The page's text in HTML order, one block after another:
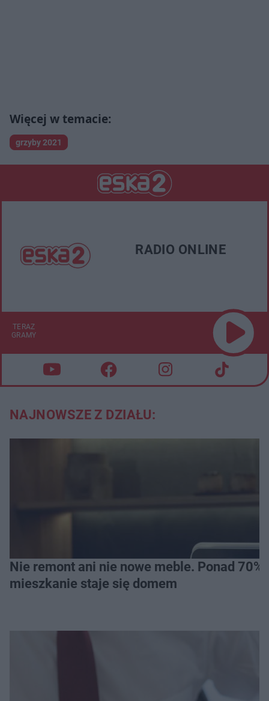
grzyby 2021
RADIO ONLINE
TERAZ
GRAMY
NAJNOWSZE Z DZIAŁU:
Nie remont ani nie nowe meble. Ponad
mieszkanie staje się domem